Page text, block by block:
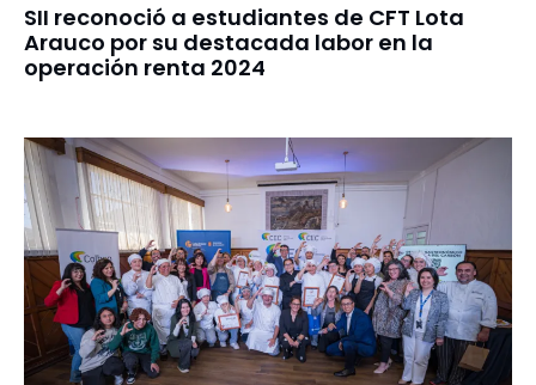
SII reconoció a estudiantes de CFT Lota
Arauco por su destacada labor en la
operación renta 2024